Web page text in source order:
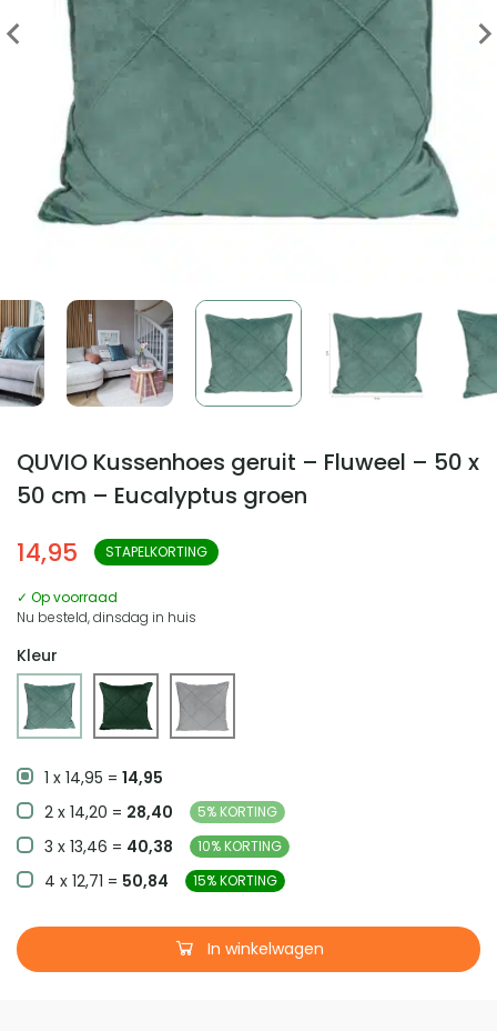
QUVIO Kussenhoes geruit – Fluweel – 50 x
50 cm – Eucalyptus groen
14,95 STAPELKORTING
✓ Op voorraad
Nu besteld, dinsdag in huis
Kleur
1 x 14,95 = 14,95
2 x 14,20 = 28,40 5% KORTING
3 x 13,46 = 40,38 10% KORTING
4 x 12,71 = 50,84 15% KORTING
In winkelwagen